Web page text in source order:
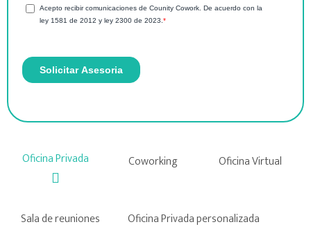
Oficina Privada Coworking Oficina Virtual
Sala de reuniones Oficina Privada personalizada